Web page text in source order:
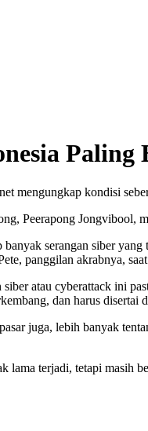
Paling
mengungkap kondisi
Peerapong Jongvibool,
banyak serangan siber
panggilan akrabnya,
atau cyberattack ini
dan harus disertai
juga, lebih banyak
lama terjadi, tetapi masih